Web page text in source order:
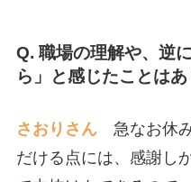
Q. 職場の理解や、逆
ら」と感じたことはあ
さおりさん 急なお休
だける点には、感謝し